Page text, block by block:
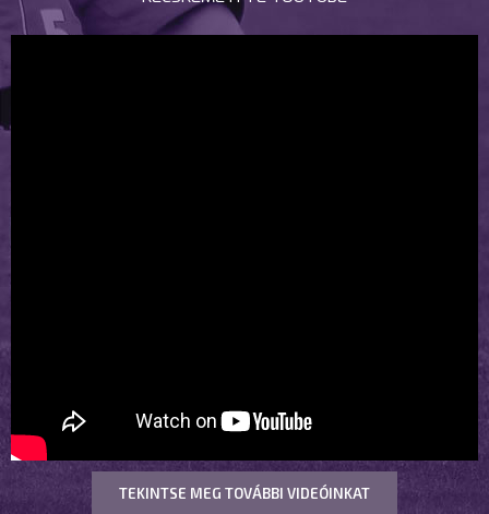
TEKINTSE MEG TOVÁBBI VIDEÓINKAT